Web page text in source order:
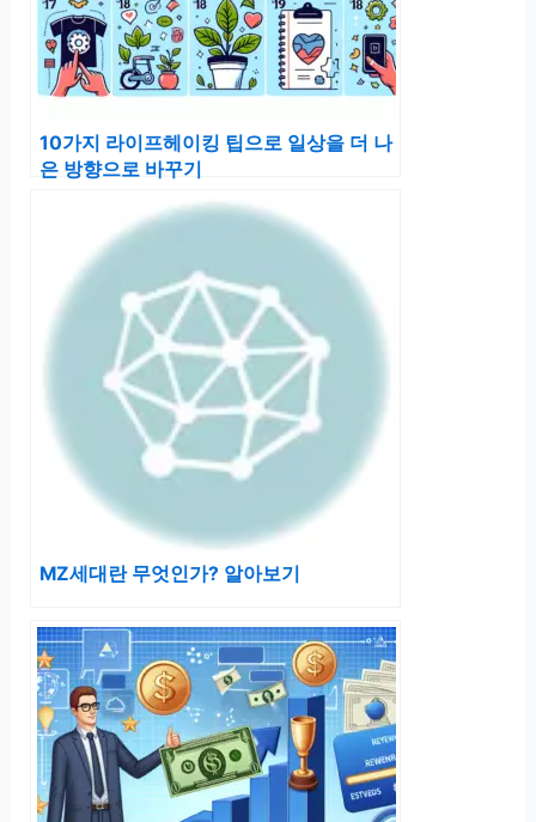
10가지 라이프헤이킹 팁으로 일상을 더 나
은 방향으로 바꾸기
MZ세대란 무엇인가? 알아보기